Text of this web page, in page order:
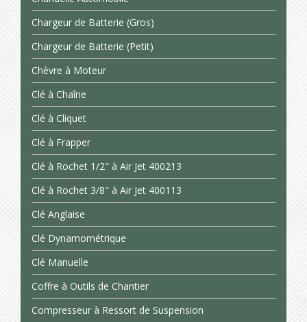
Chargeur de Batterie (Gros)
Chargeur de Batterie (Petit)
Chèvre à Moteur
Clé à Chaîne
Clé à Cliquet
Clé à Frapper
Clé à Rochet 1/2″ à Air Jet 400213
Clé à Rochet 3/8″ à Air Jet 400113
Clé Anglaise
Clé Dynamométrique
Clé Manuelle
Coffre à Outils de Chantier
Compresseur à Ressort de Suspension